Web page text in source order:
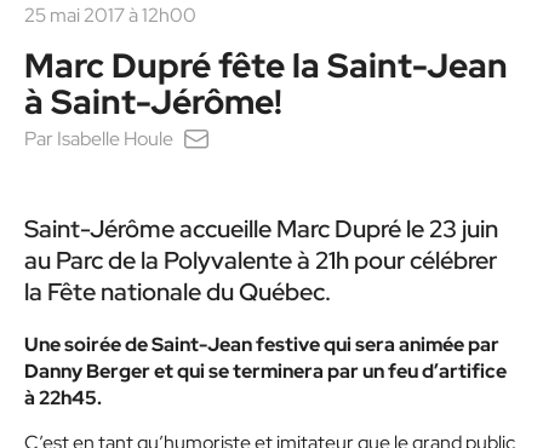
25 mai 2017 à 12h00
Marc Dupré fête la Saint-Jean
à Saint-Jérôme!
Par Isabelle Houle
Saint-Jérôme accueille Marc Dupré le 23 juin
au Parc de la Polyvalente à 21h pour célébrer
la Fête nationale du Québec.
Une soirée de Saint-Jean festive qui sera animée par
Danny Berger et qui se terminera par un feu d’artifice
à 22h45.
C’est en tant qu’humoriste et imitateur que le grand public